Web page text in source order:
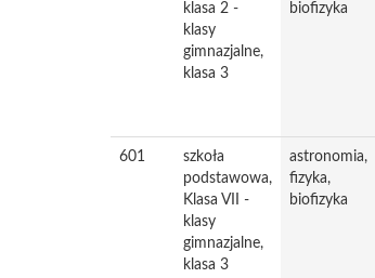
klasa 2 -
klasy
gimnazjalne,
klasa 3
biofizyka
601
szkoła
podstawowa,
Klasa VII -
klasy
gimnazjalne,
klasa 3
astronomia,
fizyka,
biofizyka